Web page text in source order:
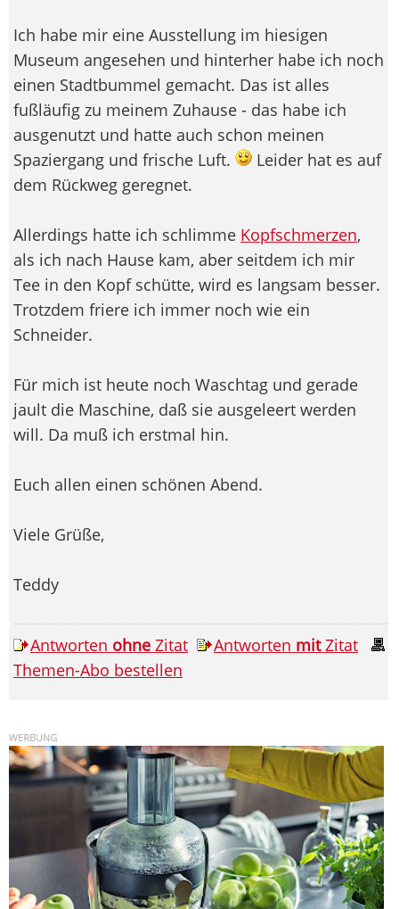
Ich habe mir eine Ausstellung im hiesigen
Museum angesehen und hinterher habe ich noch
einen Stadtbummel gemacht. Das ist alles
fußläufig zu meinem Zuhause - das habe ich
ausgenutzt und hatte auch schon meinen
Spaziergang und frische Luft.
Leider hat es auf
dem Rückweg geregnet.
Allerdings hatte ich schlimme Kopfschmerzen,
als ich nach Hause kam, aber seitdem ich mir
Tee in den Kopf schütte, wird es langsam besser.
Trotzdem friere ich immer noch wie ein
Schneider.
Für mich ist heute noch Waschtag und gerade
jault die Maschine, daß sie ausgeleert werden
will. Da muß ich erstmal hin.
Euch allen einen schönen Abend.
Viele Grüße,
Teddy
Antworten ohne Zitat Antworten mitZitat
Themen-Abo bestellen